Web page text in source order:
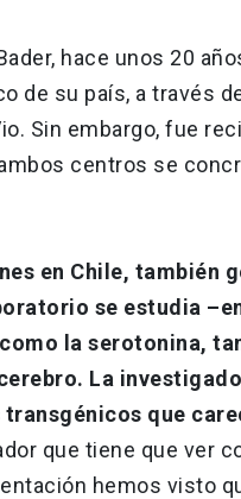
hace unos 20
de su país, a través
Sin embargo, fue
centros se
en Chile, también
se estudia
la serotonina,
La
que
que tiene que ver
hemos visto